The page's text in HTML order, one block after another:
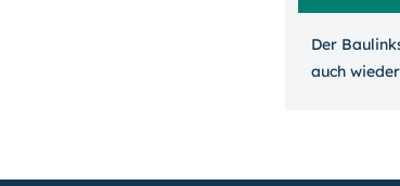
Der
auch